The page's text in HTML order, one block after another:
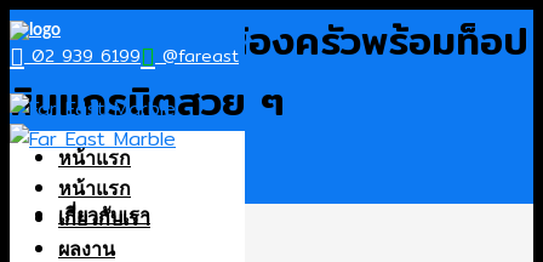
Skip
to
content
02 939 6199 @fareast
หน้าแรก
เกี่ยวกับเรา
ผลงาน
หน้าแรก
เกี่ยวกับเรา
5 ไอเดียแบบห้องครัวพร้อมท็อป
หินแกรนิตสวย ๆ